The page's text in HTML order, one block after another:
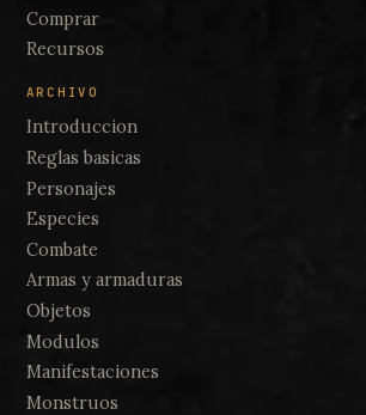
Comprar
Recursos
ARCHIVO
Introduccion
Reglas basicas
Personajes
Especies
Combate
Armas y armaduras
Objetos
Modulos
Manifestaciones
Monstruos